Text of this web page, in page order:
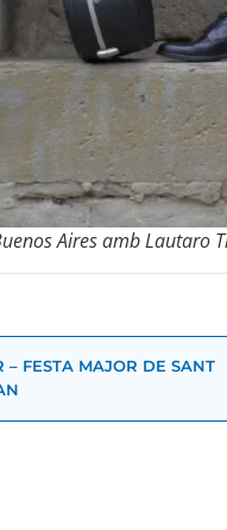
Aires amb Lautaro
– FESTA MAJOR DE SANT